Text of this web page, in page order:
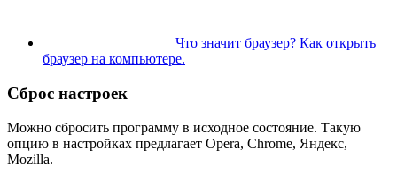
Что значит браузер? Как открыть
браузер на компьютере.
Сброс настроек
Можно сбросить программу в исходное состояние. Такую
опцию в настройках предлагает Opera, Chrome, Яндекс,
Mozilla.